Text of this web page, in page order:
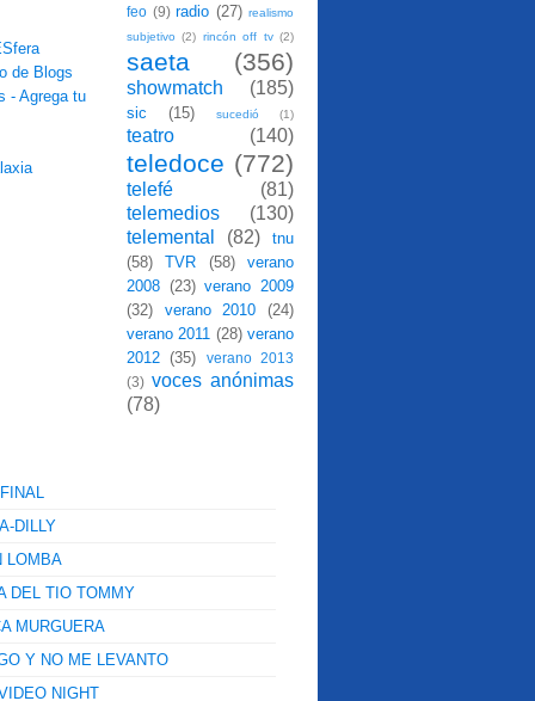
feo (9) radio (27) realismo
subjetivo (2) rincón off tv (2)
saeta (356)
showmatch (185)
sic (15) sucedió (1)
teatro (140)
teledoce (772)
telefé
(81)
telemedios
(130)
telemental
(82)
tnu
(58)
TVR (58)
verano
2008 (23) verano 2009
(32)
verano 2010
(24)
verano 2011 (28) verano
2012 (35)
verano 2013
(3) voces anónimas
(78)
DILLY
LOMBA
DEL TIO TOMMY
MURGUERA
Y NO ME LEVANTO
NIGHT